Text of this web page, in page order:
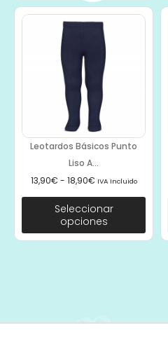
Leotardos Básicos Punto
Liso A...
13,90€ - 18,90€ IVA Incluido
Seleccionar
opciones